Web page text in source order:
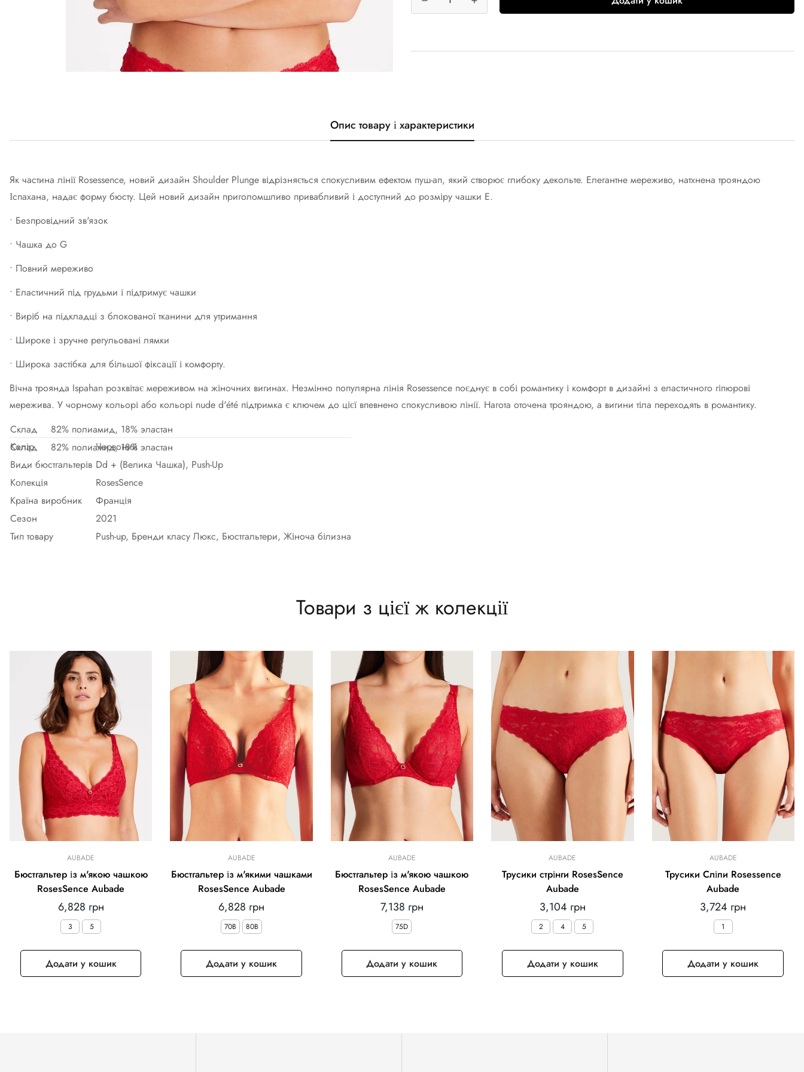
Опис товару і характеристики
Як частина лінії Rosessence, новий дизайн Shoulder Plunge відрізняється спокусливим ефектом пуш-ап, який створює глибоку декольте. Елегантне мереживо, натхнена трояндою
Іспахана, надає форму бюсту. Цей новий дизайн приголомшливо привабливий і доступний до розміру чашки E.
• Безпровідний зв'язок
• Чашка до G
• Повний мереживо
• Еластичний під грудьми і підтримує чашки
• Виріб на підкладці з блокованої тканини для утримання
• Широке і зручне регульовані лямки
• Широка застібка для більшої фіксації і комфорту.
Вічна троянда Ispahan розквітає мереживом на жіночних вигинах. Незмінно популярна лінія Rosessence поєднує в собі романтику і комфорт в дизайні з еластичного гіпюрові
мережива. У чорному кольорі або кольорі nude d'été підтримка є ключем до цієї впевнено спокусливою лінії. Нагота оточена трояндою, а вигини тіла переходять в романтику.
Склад
82% полиамид, 18% эластан
Склад
82% полиамид, 18% эластан
Колір
Червоний
Види бюстгальтерів Dd + (Велика Чашка), Push-Up
Колекція
RosesSence
Країна виробник
Франція
Сезон
2021
Тип товару
Push-up, Бренди класу Люкс, Бюстгальтери, Жіноча білизна
Товари з цієї ж колекції
AUBADE
Бюстгальтер із м'якою чашкою
RosesSence Aubade
Звичайна
ціна
6,828 грн
3 5
Додати у кошик
AUBADE
Бюстгальтер із м'якими чашками
RosesSence Aubade
Звичайна
ціна
6,828 грн
70B 80B
Додати у кошик
AUBADE
Бюстгальтер із м'якою чашкою
RosesSence Aubade
Звичайна
ціна
7,138 грн
75D
Додати у кошик
AUBADE
Трусики стрінги RosesSence
Aubade
Звичайна
ціна
3,104 грн
2 4 5
Додати у кошик
AUBADE
Трусики Сліпи Rosessence
Aubade
Звичайна
ціна
3,724 грн
1
Додати у кошик